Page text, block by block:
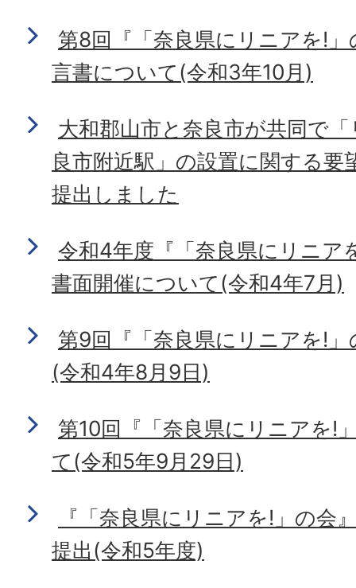
第8回『「奈良県にリニアを!
言書について(令和3年10月)
大和郡山市と奈良市が共同で
良市附近駅」の設置に関する要
提出しました
令和4年度『「奈良県にリニア
書面開催について(令和4年7月)
第9回『「奈良県にリニアを!
(令和4年8月9日)
第10回『「奈良県にリニアを!
て(令和5年9月29日)
『「奈良県にリニアを!」の会
提出(令和5年度)